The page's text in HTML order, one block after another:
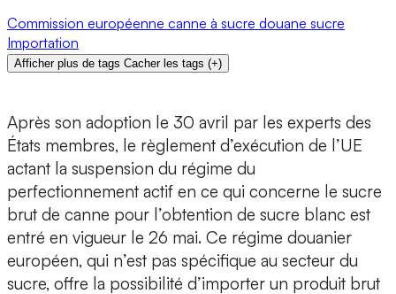
Commission européenne canne à sucre douane sucre
Importation
Afficher plus de tags Cacher les tags (+)
Après son adoption le 30 avril par les experts des
États membres, le règlement d’exécution de l’UE
actant la suspension du régime du
perfectionnement actif en ce qui concerne le sucre
brut de canne pour l’obtention de sucre blanc est
entré en vigueur le 26 mai. Ce régime douanier
européen, qui n’est pas spécifique au secteur du
sucre, offre la possibilité d’importer un produit brut